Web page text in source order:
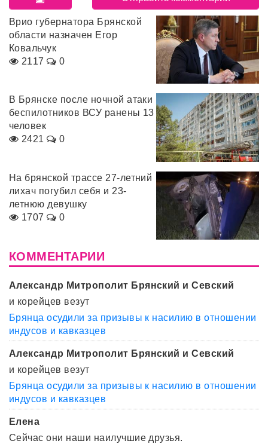
Врио губернатора Брянской
области назначен Егор
Ковальчук
2117
0
В Брянске после ночной атаки
беспилотников ВСУ ранены 13
человек
2421
0
На брянской трассе 27-летний
лихач погубил себя и 23-
летнюю девушку
1707
0
КОММЕНТАРИИ
Александр Митрополит Брянский и Севский
и корейцев везут
Брянца осудили за призывы к насилию в отношении
индусов и кавказцев
Александр Митрополит Брянский и Севский
и корейцев везут
Брянца осудили за призывы к насилию в отношении
индусов и кавказцев
Елена
Сейчас они наши наилучшие друзья.